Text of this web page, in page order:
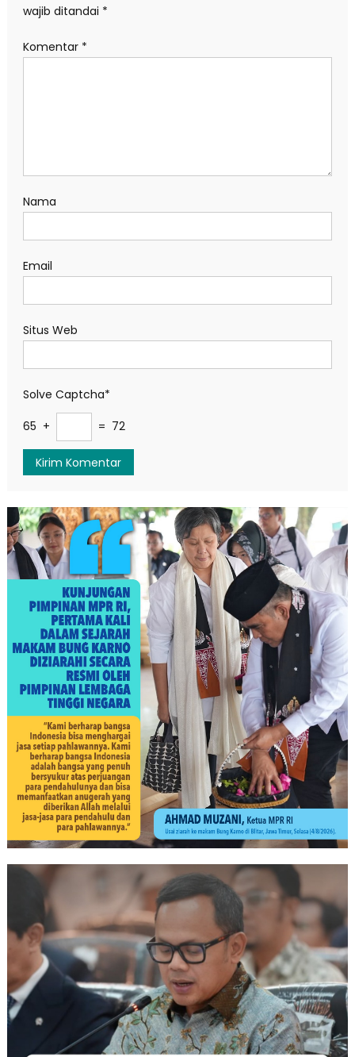
wajib ditandai *
Komentar *
Nama
Email
Situs Web
Solve Captcha*
65 +
= 72